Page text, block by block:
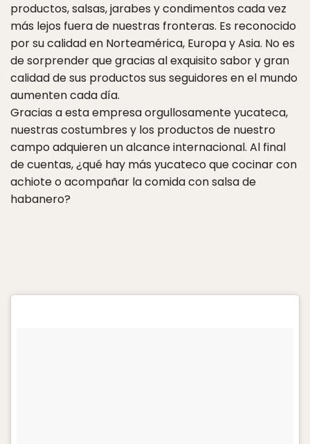
productos, salsas, jarabes y condimentos cada vez
más lejos fuera de nuestras fronteras. Es reconocido
por su calidad en Norteamérica, Europa y Asia. No es
de sorprender que gracias al exquisito sabor y gran
calidad de sus productos sus seguidores en el mundo
aumenten cada día.
Gracias a esta empresa orgullosamente yucateca,
nuestras costumbres y los productos de nuestro
campo adquieren un alcance internacional. Al final
de cuentas, ¿qué hay más yucateco que cocinar con
achiote o acompañar la comida con salsa de
habanero?